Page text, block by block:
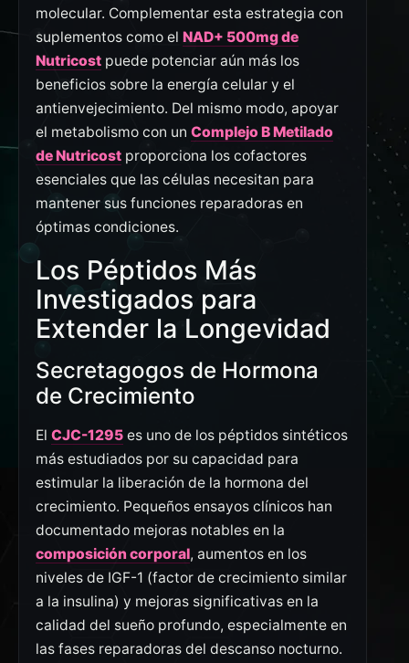
molecular. Complementar esta estrategia con
suplementos como el NAD+ 500mg de
Nutricost puede potenciar aún más los
beneficios sobre la energía celular y el
antienvejecimiento. Del mismo modo, apoyar
el metabolismo con un Complejo B Metilado
de Nutricost proporciona los cofactores
esenciales que las células necesitan para
mantener sus funciones reparadoras en
óptimas condiciones.
Los Péptidos Más
Investigados para
Extender la Longevidad
Secretagogos de Hormona
de Crecimiento
El CJC-1295 es uno de los péptidos sintéticos
más estudiados por su capacidad para
estimular la liberación de la hormona del
crecimiento. Pequeños ensayos clínicos han
documentado mejoras notables en la
composición corporal, aumentos en los
niveles de IGF-1 (factor de crecimiento similar
a la insulina) y mejoras significativas en la
calidad del sueño profundo, especialmente en
las fases reparadoras del descanso nocturno.